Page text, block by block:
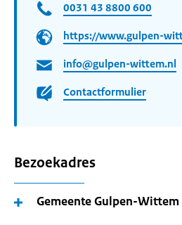
0031 43 8800 600
https://www.gulpen-
info@gulpen-wittem.nl
Contactformulier
Bezoekadres
Gemeente Gulpen-Wittem